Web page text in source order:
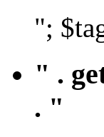
";
" .
. "